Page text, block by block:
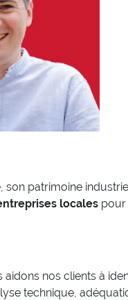
patrimoine
locales pour
aidons nos clients à
technique,